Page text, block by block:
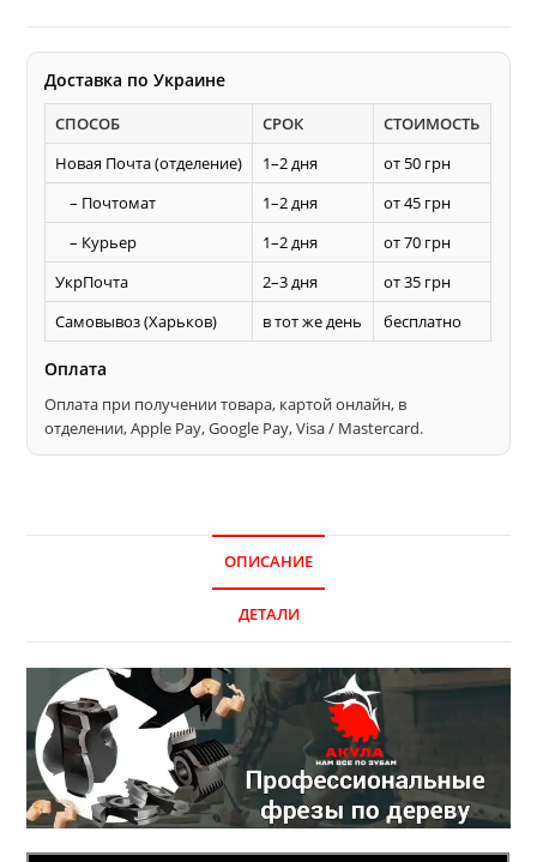
для
по
дереву
Доставка по Украине
СПОСОБ СРОК
СТОИМОСТЬ
Новая Почта (отделение)
1–2 дня
от 50 грн
– Почтомат
1–2 дня
от 45 грн
– Курьер
1–2 дня
от 70 грн
УкрПочта
2–3 дня
от 35 грн
Самовывоз (Харьков)
в тот же день бесплатно
Оплата
Оплата при получении товара, картой онлайн, в
отделении, Apple Pay, Google Pay, Visa / Mastercard.
ОПИСАНИЕ
ДЕТАЛИ